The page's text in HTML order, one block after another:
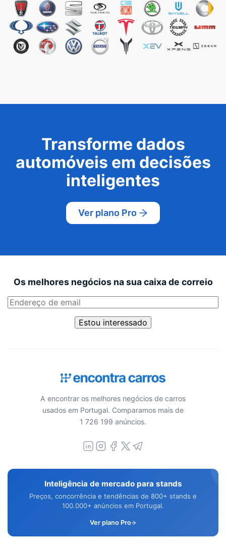
Transforme dados
automóveis em decisões
inteligentes
Ver plano Pro
Os melhores negócios na sua caixa de correio
Estou interessado
A encontrar os melhores negócios de carros
usados em Portugal. Comparamos mais de
1 726 199 anúncios.
Inteligência de mercado para stands
Preços, concorrência e tendências de 800+ stands e
100.000+ anúncios em Portugal.
Ver plano Pro